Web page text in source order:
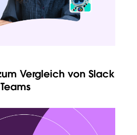
Vergleich von Slack